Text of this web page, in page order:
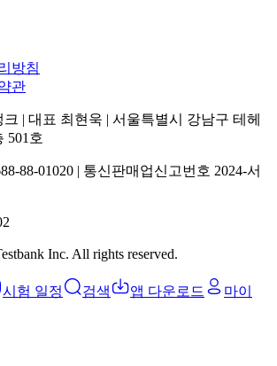
방침
관
| 대표 최현욱 | 서울특별시 강남구 테헤
501호
88-01020 | 통신판매업신고번호 2024-서
Inc. All rights reserved.
시험 일정 검색 앱 다운로드 마이